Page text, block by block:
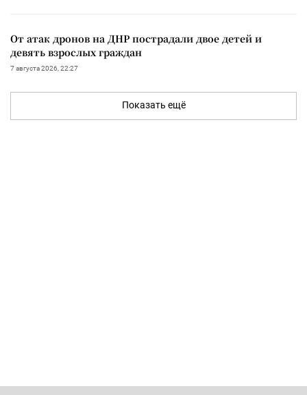
От атак дронов на ДНР пострадали двое детей и
девять взрослых граждан
7 августа 2026, 22:27
Показать ещё